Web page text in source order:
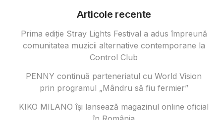
Articole recente
Prima ediție Stray Lights Festival a adus împreună
comunitatea muzicii alternative contemporane la
Control Club
PENNY continuă parteneriatul cu World Vision
prin programul „Mândru să fiu fermier”
KIKO MILANO își lansează magazinul online oficial